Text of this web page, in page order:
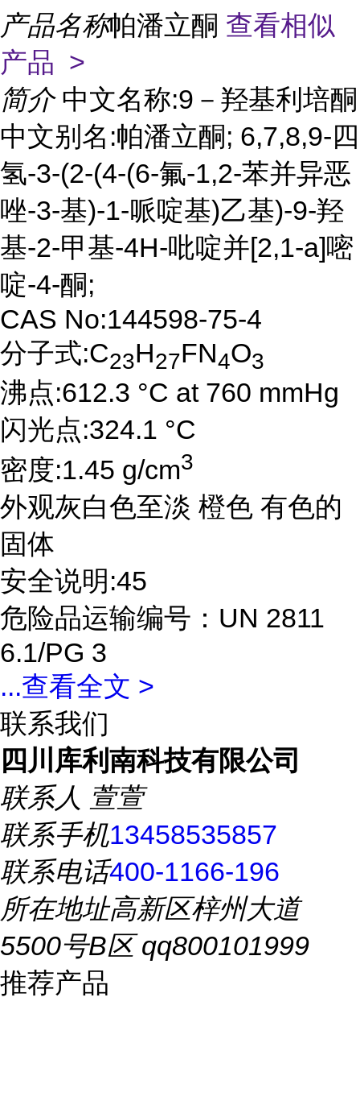
产品名称帕潘立酮 查看相似
产品 >
简介 中文名称:9－羟基利培酮
中文别名:帕潘立酮; 6,7,8,9-四
氢-3-(2-(4-(6-氟-1,2-苯并异恶
唑-3-基)-1-哌啶基)乙基)-9-羟
基-2-甲基-4H-吡啶并[2,1-a]嘧
啶-4-酮;
CAS No:144598-75-4
分子式:C23H27FN4O3
沸点:612.3 °C at 760 mmHg
闪光点:324.1 °C
密度:1.45 g/cm3
外观灰白色至淡 橙色 有色的
固体
安全说明:45
危险品运输编号：UN 2811
6.1/PG 3
...查看全文 >
联系我们
四川库利南科技有限公司
联系人 萱萱
联系手机13458535857
联系电话400-1166-196
所在地址高新区梓州大道
5500号B区 qq800101999
推荐产品